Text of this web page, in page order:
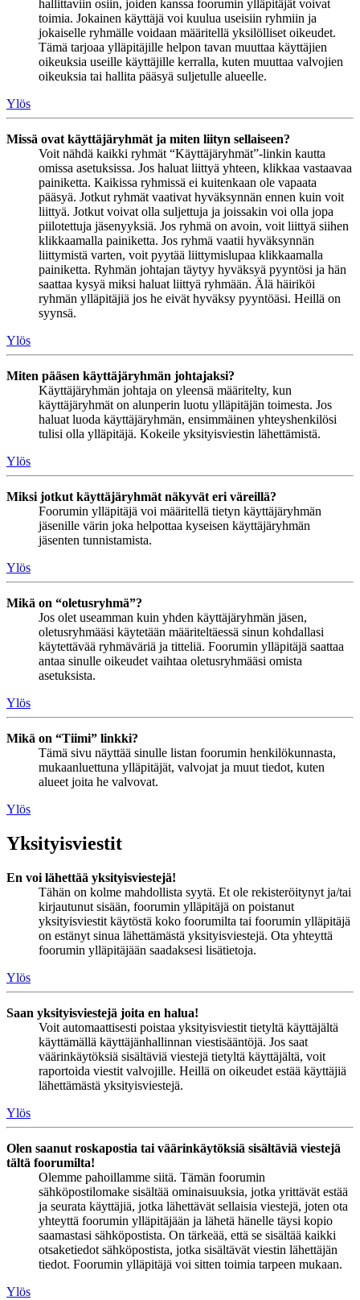
hallittaviin osiin, joiden kanssa foorumin ylläpitäjät voivat
toimia. Jokainen käyttäjä voi kuulua useisiin ryhmiin ja
jokaiselle ryhmälle voidaan määritellä yksilölliset oikeudet.
Tämä tarjoaa ylläpitäjille helpon tavan muuttaa käyttäjien
oikeuksia useille käyttäjille kerralla, kuten muuttaa valvojien
oikeuksia tai hallita pääsyä suljetulle alueelle.
Ylös
Missä ovat käyttäjäryhmät ja miten liityn sellaiseen?
Voit nähdä kaikki ryhmät “Käyttäjäryhmät”-linkin kautta
omissa asetuksissa. Jos haluat liittyä yhteen, klikkaa vastaavaa
painiketta. Kaikissa ryhmissä ei kuitenkaan ole vapaata
pääsyä. Jotkut ryhmät vaativat hyväksynnän ennen kuin voit
liittyä. Jotkut voivat olla suljettuja ja joissakin voi olla jopa
piilotettuja jäsenyyksiä. Jos ryhmä on avoin, voit liittyä siihen
klikkaamalla painiketta. Jos ryhmä vaatii hyväksynnän
liittymistä varten, voit pyytää liittymislupaa klikkaamalla
painiketta. Ryhmän johtajan täytyy hyväksyä pyyntösi ja hän
saattaa kysyä miksi haluat liittyä ryhmään. Älä häiriköi
ryhmän ylläpitäjiä jos he eivät hyväksy pyyntöäsi. Heillä on
syynsä.
Ylös
Miten pääsen käyttäjäryhmän johtajaksi?
Käyttäjäryhmän johtaja on yleensä määritelty, kun
käyttäjäryhmät on alunperin luotu ylläpitäjän toimesta. Jos
haluat luoda käyttäjäryhmän, ensimmäinen yhteyshenkilösi
tulisi olla ylläpitäjä. Kokeile yksityisviestin lähettämistä.
Ylös
Miksi jotkut käyttäjäryhmät näkyvät eri väreillä?
Foorumin ylläpitäjä voi määritellä tietyn käyttäjäryhmän
jäsenille värin joka helpottaa kyseisen käyttäjäryhmän
jäsenten tunnistamista.
Ylös
Mikä on “oletusryhmä”?
Jos olet useamman kuin yhden käyttäjäryhmän jäsen,
oletusryhmääsi käytetään määriteltäessä sinun kohdallasi
käytettävää ryhmäväriä ja titteliä. Foorumin ylläpitäjä saattaa
antaa sinulle oikeudet vaihtaa oletusryhmääsi omista
asetuksista.
Ylös
Mikä on “Tiimi” linkki?
Tämä sivu näyttää sinulle listan foorumin henkilökunnasta,
mukaanluettuna ylläpitäjät, valvojat ja muut tiedot, kuten
alueet joita he valvovat.
Ylös
Yksityisviestit
En voi lähettää yksityisviestejä!
Tähän on kolme mahdollista syytä. Et ole rekisteröitynyt ja/tai
kirjautunut sisään, foorumin ylläpitäjä on poistanut
yksityisviestit käytöstä koko foorumilta tai foorumin ylläpitäjä
on estänyt sinua lähettämästä yksityisviestejä. Ota yhteyttä
foorumin ylläpitäjään saadaksesi lisätietoja.
Ylös
Saan yksityisviestejä joita en halua!
Voit automaattisesti poistaa yksityisviestit tietyltä käyttäjältä
käyttämällä käyttäjänhallinnan viestisääntöjä. Jos saat
väärinkäytöksiä sisältäviä viestejä tietyltä käyttäjältä, voit
raportoida viestit valvojille. Heillä on oikeudet estää käyttäjiä
lähettämästä yksityisviestejä.
Ylös
Olen saanut roskapostia tai väärinkäytöksiä sisältäviä viestejä
tältä foorumilta!
Olemme pahoillamme siitä. Tämän foorumin
sähköpostilomake sisältää ominaisuuksia, jotka yrittävät estää
ja seurata käyttäjiä, jotka lähettävät sellaisia viestejä, joten ota
yhteyttä foorumin ylläpitäjään ja lähetä hänelle täysi kopio
saamastasi sähköpostista. On tärkeää, että se sisältää kaikki
otsaketiedot sähköpostista, jotka sisältävät viestin lähettäjän
tiedot. Foorumin ylläpitäjä voi sitten toimia tarpeen mukaan.
Ylös